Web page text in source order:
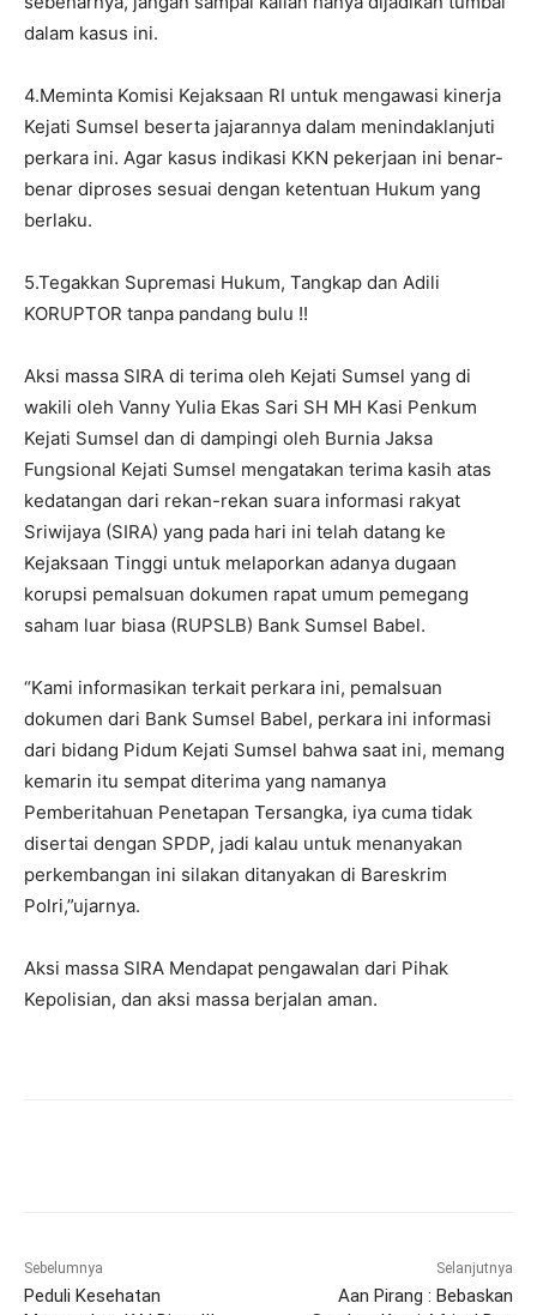
dalam kasus ini.
4.Meminta Komisi Kejaksaan RI untuk mengawasi kinerja
Kejati Sumsel beserta jajarannya dalam menindaklanjuti
perkara ini. Agar kasus indikasi KKN pekerjaan ini benar-
benar diproses sesuai dengan ketentuan Hukum yang
berlaku.
5.Tegakkan Supremasi Hukum, Tangkap dan Adili
KORUPTOR tanpa pandang bulu !!
Aksi massa SIRA di terima oleh Kejati Sumsel yang di
wakili oleh Vanny Yulia Ekas Sari SH MH Kasi Penkum
Kejati Sumsel dan di dampingi oleh Burnia Jaksa
Fungsional Kejati Sumsel mengatakan terima kasih atas
kedatangan dari rekan-rekan suara informasi rakyat
Sriwijaya (SIRA) yang pada hari ini telah datang ke
Kejaksaan Tinggi untuk melaporkan adanya dugaan
korupsi pemalsuan dokumen rapat umum pemegang
saham luar biasa (RUPSLB) Bank Sumsel Babel.
“Kami informasikan terkait perkara ini, pemalsuan
dokumen dari Bank Sumsel Babel, perkara ini informasi
dari bidang Pidum Kejati Sumsel bahwa saat ini, memang
kemarin itu sempat diterima yang namanya
Pemberitahuan Penetapan Tersangka, iya cuma tidak
disertai dengan SPDP, jadi kalau untuk menanyakan
perkembangan ini silakan ditanyakan di Bareskrim
Polri,”ujarnya.
Aksi massa SIRA Mendapat pengawalan dari Pihak
Kepolisian, dan aksi massa berjalan aman.
Sebelumnya
Peduli Kesehatan
Selanjutnya
Aan Pirang : Bebaskan